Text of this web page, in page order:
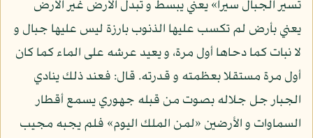
تسير الجبال سيرا» يعني يبسط و تبدل الأرض غير الأرض
يعني بأرض لم تكسب عليها الذنوب بارزة ليس عليها جبال و
لا نبات كما دحاها أول مرة، و يعيد عرشه على الماء كما كان
أول مرة مستقلا بعظمته و قدرته. قال: فعند ذلك ينادي
الجبار جل جلاله بصوت من قبله جهوري يسمع أقطار
السماوات و الأرضين «لمن الملك اليوم» فلم يجبه مجيب